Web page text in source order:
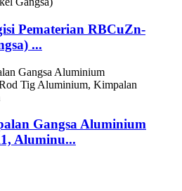
Pematerian RBCuZn-
...
Gangsa Aluminium
Aluminu...